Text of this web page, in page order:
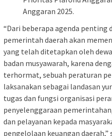
Anggaran 2025.
“Dari beberapa agenda penting
pemerintah daerah akan
yang telah ditetapkan oleh
badan musyawarah, karena
terhormat, sebuah peraturan
laksanakan sebagai landasan
tugas dan fungsi organisasi
penyelenggaraan
dan pelayanan kepada
pengelolaan keuangan daerah,”